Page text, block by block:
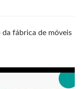
da fábrica de móveis